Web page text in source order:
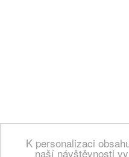
K personalizaci
naší návštěvnosti